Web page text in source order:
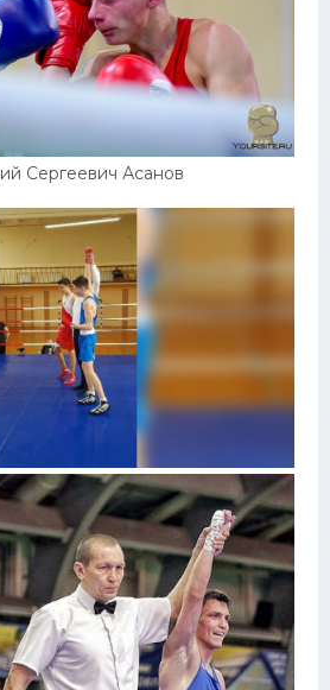
Сергеевич Асанов